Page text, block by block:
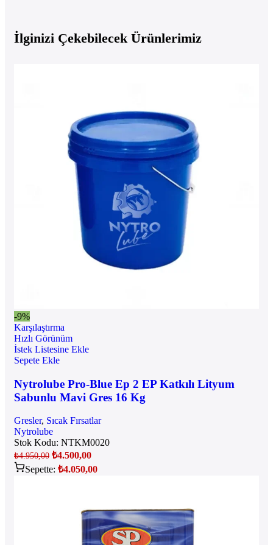
İlginizi Çekebilecek Ürünlerimiz
-9%
Karşılaştırma
Hızlı Görünüm
İstek Listesine Ekle
Sepete Ekle
Nytrolube Pro-Blue Ep 2 EP Katkılı Lityum
Sabunlu Mavi Gres 16 Kg
Gresler, Sıcak Fırsatlar
Nytrolube
Stok Kodu: NTKM0020
₺4.950,00 ₺4.500,00
Sepette: ₺4.050,00